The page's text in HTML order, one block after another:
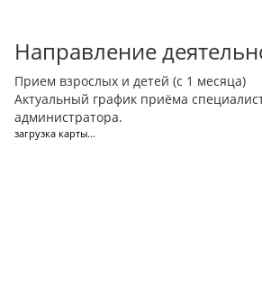
Направление
Прием взрослых и детей (с 1 месяца)
Актуальный график приёма
администратора.
загрузка карты...